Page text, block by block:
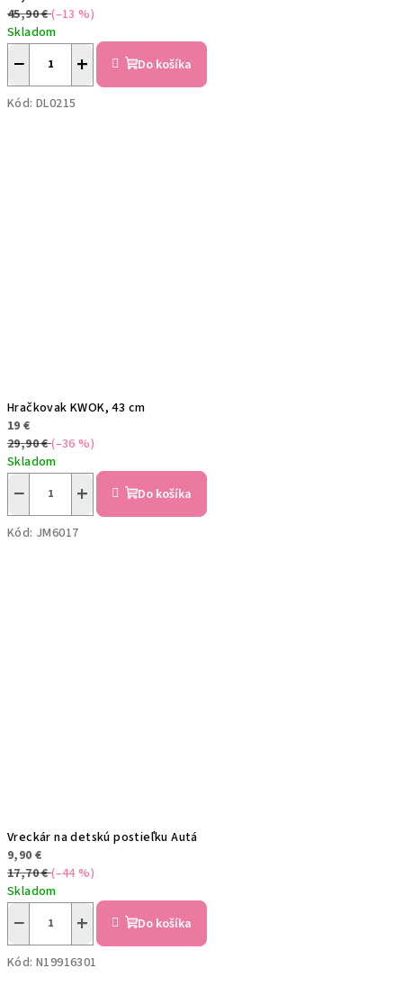
45,90 €(–13 %)
Skladom
+
− Do košíka
Kód: DL0215
Hračkovak KWOK, 43 cm
19 €
29,90 €(–36 %)
Skladom
+
− Do košíka
Kód: JM6017
Vreckár na detskú postieľku Autá
9,90 €
17,70 €(–44 %)
Skladom
+
− Do košíka
Kód: N19916301